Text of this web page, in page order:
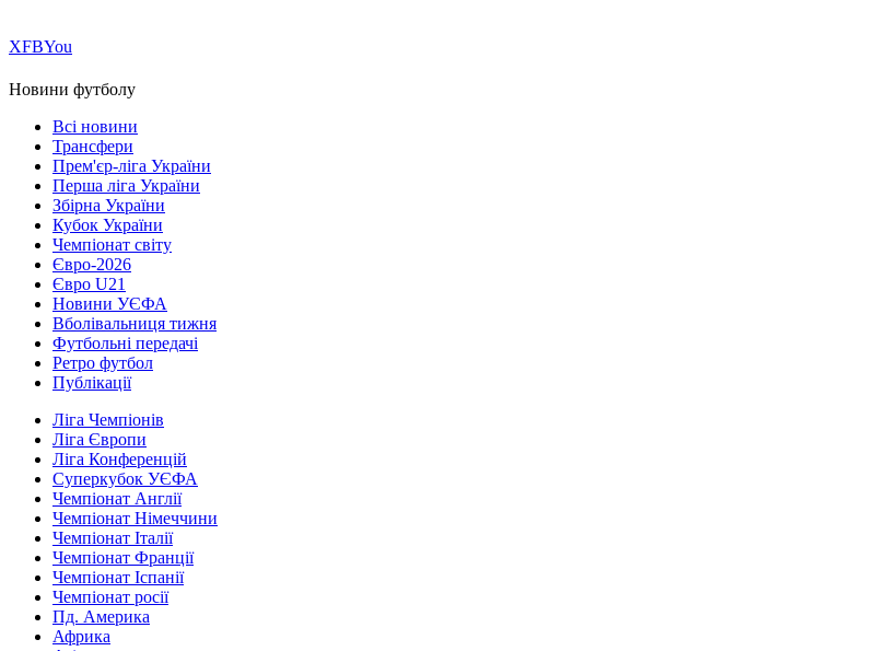
ХFBYou
Новини футболу
Всі новини
Трансфери
Прем'єр-ліга України
Перша ліга України
Збірна України
Кубок України
Чемпіонат світу
Євро-2026
Євро U21
Новини УЄФА
Вболівальниця тижня
Футбольні передачі
Ретро футбол
Публікації
Ліга Чемпіонів
Ліга Європи
Ліга Конференцій
Суперкубок УЄФА
Чемпіонат Англії
Чемпіонат Німеччини
Чемпіонат Італії
Чемпіонат Франції
Чемпіонат Іспанії
Чемпіонат росії
Пд. Америка
Африка